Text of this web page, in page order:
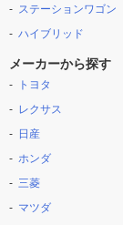
ステーションワゴン
ハイブリッド
メーカーから探す
トヨタ
レクサス
日産
ホンダ
三菱
マツダ